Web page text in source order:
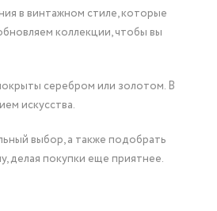
в винтажном стиле, которые
коллекции, чтобы вы
серебром или золотом. В
искусства.
выбор, а также подобрать
делая покупки еще приятнее.